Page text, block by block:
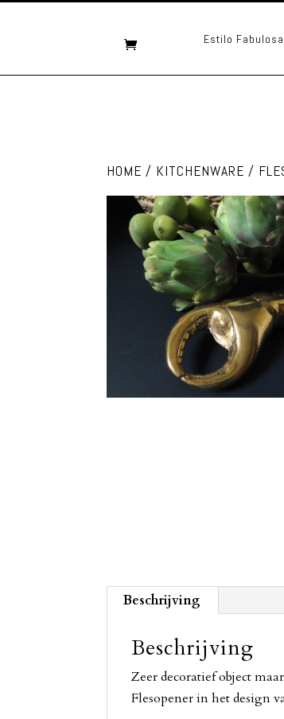
Estilo
HOME / KITCHENWARE /
Beschrijving
Beschrijving
Zeer decoratief object
Flesopener in het design